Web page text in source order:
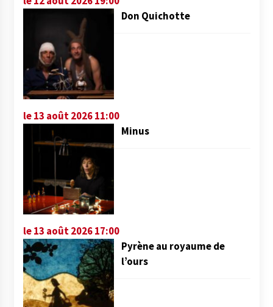
Don Quichotte
le 13 août 2026 11:00
Minus
le 13 août 2026 17:00
Pyrène au royaume de
l’ours